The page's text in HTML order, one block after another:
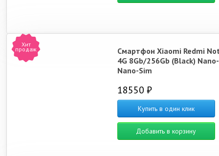
Хит
продаж
Смартфон Xiaomi Redmi
4G 8Gb/256Gb (Black)
Nano-Sim
18550 ₽
Купить в один клик
Добавить в корзину